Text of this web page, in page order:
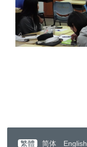
繁體 简体 English